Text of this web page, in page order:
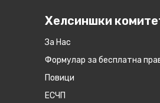
Хелсиншки
За Нас
Формулар за бесплатна
Повици
ЕСЧП